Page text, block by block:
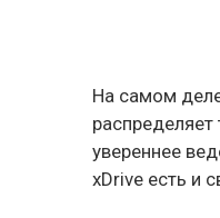
На самом
увереннее
xDrive есть и